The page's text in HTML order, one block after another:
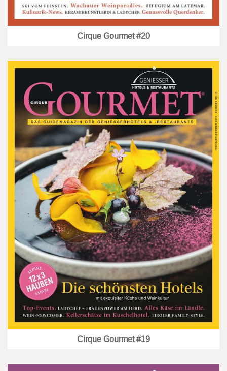
Cirque Gourmet #20
Cirque Gourmet #19